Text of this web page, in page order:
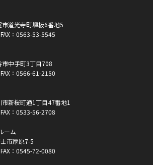
道光寺町堰板6番地5
：0563-53-5545
中手町3丁目708
：0566-61-2150
新桜町通1丁目47番地1
：0533-56-2708
ーム
市厚原7-5
：0545-72-0080